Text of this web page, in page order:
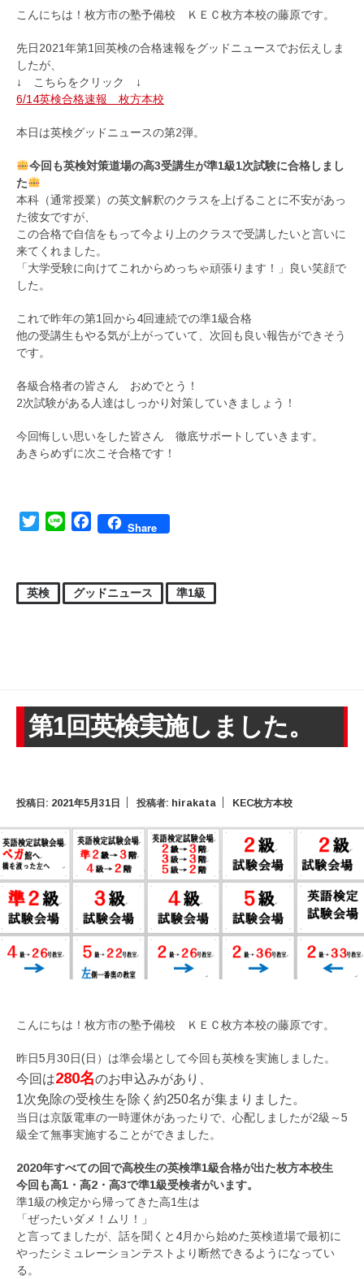
こんにちは！枚方市の塾予備校 ＫＥＣ枚方本校の藤原です。
先日2021年第1回英検の合格速報をグッドニュースでお伝えしま
したが、
↓ こちらをクリック ↓
6/14英検合格速報＿枚方本校
本日は英検グッドニュースの第2弾。
今回も英検対策道場の高3受講生が準1級1次試験に合格しまし
た
本科（通常授業）の英文解釈のクラスを上げることに不安があっ
た彼女ですが、
この合格で自信をもって今より上のクラスで受講したいと言いに
来てくれました。
「大学受験に向けてこれからめっちゃ頑張ります！」良い笑顔で
した。
これで昨年の第1回から4回連続での準1級合格
他の受講生もやる気が上がっていて、次回も良い報告ができそう
です。
各級合格者の皆さん おめでとう！
2次試験がある人達はしっかり対策していきましょう！
今回悔しい思いをした皆さん 徹底サポートしていきます。
あきらめずに次こそ合格です！
TwitterLine FacebookShare
英検 グッドニュース 準1級
第1回英検実施しました。
投稿日: 2021年5月31日 投稿者: hirakata KEC枚方本校
こんにちは！枚方市の塾予備校 ＫＥＣ枚方本校の藤原です。
昨日5月30日(日）は準会場として今回も英検を実施しました。
今回は280名のお申込みがあり、
1次免除の受検生を除く約250名が集まりました。
当日は京阪電車の一時運休があったりで、心配しましたが2級～5
級全て無事実施することができました。
2020年すべての回で高校生の英検準1級合格が出た枚方本校生
今回も高1・高2・高3で準1級受検者がいます。
準1級の検定から帰ってきた高1生は
「ぜったいダメ！ムリ！」
と言ってましたが、話を聞くと4月から始めた英検道場で最初に
やったシミュレーションテストより断然できるようになってい
る。